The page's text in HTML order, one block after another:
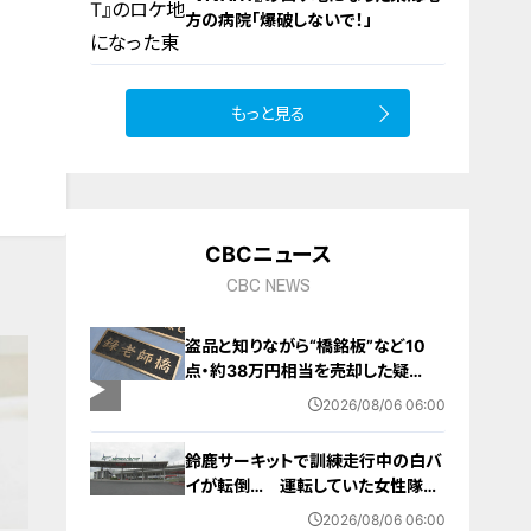
方の病院「爆破しないで！」
もっと見る
CBCニュース
CBC NEWS
盗品と知りながら“橋銘板”など10
点・約38万円相当を売却した疑
い… 無職の男（63）を逮捕 「知り
2026/08/06 06:00
鈴鹿サーキットで訓練走行中の白バ
イが転倒… 運転していた女性隊員
（20代）が頭を打つなどして重傷
2026/08/06 06:00